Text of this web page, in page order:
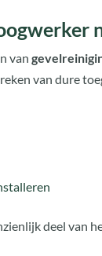
van
van dure
deel van